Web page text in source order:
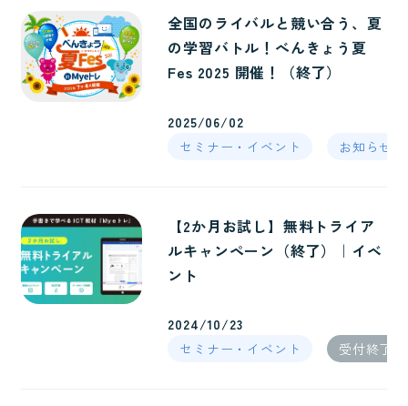
全国のライバルと競い合う、夏
の学習バトル！べんきょう夏
Fes 2025 開催！（終了）
2025/06/02
セミナー・イベント
お知らせ
【2か月お試し】無料トライア
ルキャンペーン（終了）｜イベ
ント
2024/10/23
セミナー・イベント
受付終了